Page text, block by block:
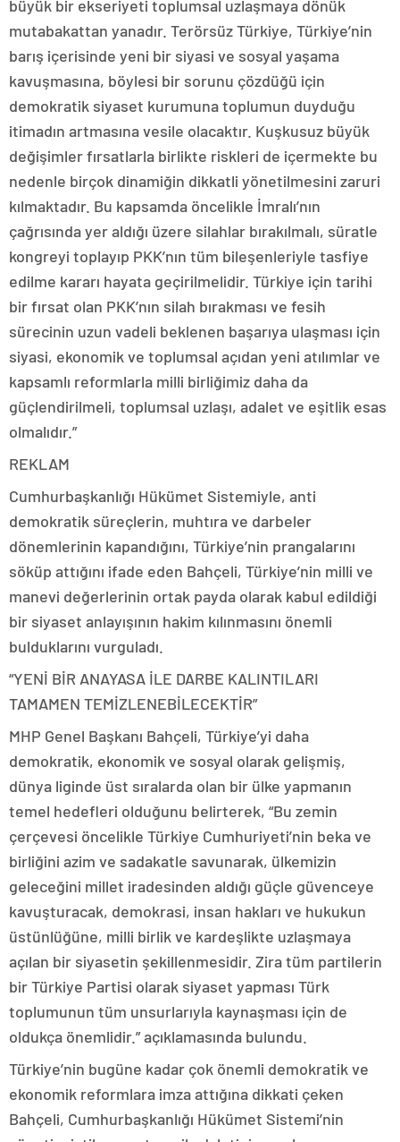
büyük bir ekseriyeti toplumsal uzlaşmaya dönük
mutabakattan yanadır. Terörsüz Türkiye, Türkiye’nin
barış içerisinde yeni bir siyasi ve sosyal yaşama
kavuşmasına, böylesi bir sorunu çözdüğü için
demokratik siyaset kurumuna toplumun duyduğu
itimadın artmasına vesile olacaktır. Kuşkusuz büyük
değişimler fırsatlarla birlikte riskleri de içermekte bu
nedenle birçok dinamiğin dikkatli yönetilmesini zaruri
kılmaktadır. Bu kapsamda öncelikle İmralı’nın
çağrısında yer aldığı üzere silahlar bırakılmalı, süratle
kongreyi toplayıp PKK’nın tüm bileşenleriyle tasfiye
edilme kararı hayata geçirilmelidir. Türkiye için tarihi
bir fırsat olan PKK’nın silah bırakması ve fesih
sürecinin uzun vadeli beklenen başarıya ulaşması için
siyasi, ekonomik ve toplumsal açıdan yeni atılımlar ve
kapsamlı reformlarla milli birliğimiz daha da
güçlendirilmeli, toplumsal uzlaşı, adalet ve eşitlik esas
olmalıdır.”
REKLAM
Cumhurbaşkanlığı Hükümet Sistemiyle, anti
demokratik süreçlerin, muhtıra ve darbeler
dönemlerinin kapandığını, Türkiye’nin prangalarını
söküp attığını ifade eden Bahçeli, Türkiye’nin milli ve
manevi değerlerinin ortak payda olarak kabul edildiği
bir siyaset anlayışının hakim kılınmasını önemli
bulduklarını vurguladı.
“YENİ BİR ANAYASA İLE DARBE KALINTILARI
TAMAMEN TEMİZLENEBİLECEKTİR”
MHP Genel Başkanı Bahçeli, Türkiye’yi daha
demokratik, ekonomik ve sosyal olarak gelişmiş,
dünya liginde üst sıralarda olan bir ülke yapmanın
temel hedefleri olduğunu belirterek, “Bu zemin
çerçevesi öncelikle Türkiye Cumhuriyeti’nin beka ve
birliğini azim ve sadakatle savunarak, ülkemizin
geleceğini millet iradesinden aldığı güçle güvenceye
kavuşturacak, demokrasi, insan hakları ve hukukun
üstünlüğüne, milli birlik ve kardeşlikte uzlaşmaya
açılan bir siyasetin şekillenmesidir. Zira tüm partilerin
bir Türkiye Partisi olarak siyaset yapması Türk
toplumunun tüm unsurlarıyla kaynaşması için de
oldukça önemlidir.” açıklamasında bulundu.
Türkiye’nin bugüne kadar çok önemli demokratik ve
ekonomik reformlara imza attığına dikkati çeken
Bahçeli, Cumhurbaşkanlığı Hükümet Sistemi’nin